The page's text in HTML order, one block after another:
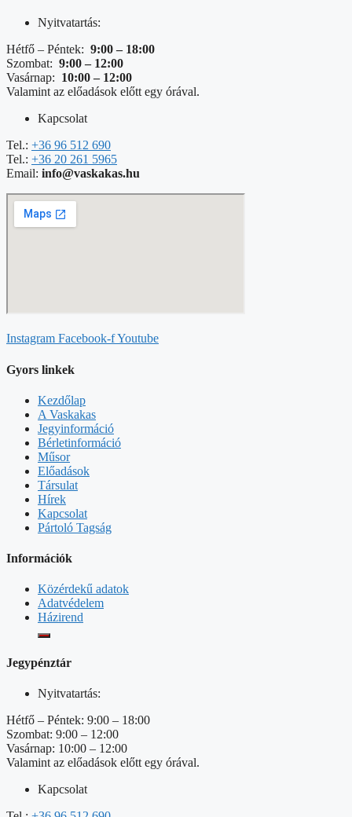
Nyitvatartás:
Hétfő – Péntek: 9:00 – 18:00
Szombat: 9:00 – 12:00
Vasárnap: 10:00 – 12:00
Valamint az előadások előtt egy órával.
Kapcsolat
Tel.: +36 96 512 690
Tel.: +36 20 261 5965
Email: info@vaskakas.hu
Instagram Facebook-fYoutube
Gyors linkek
Kezdőlap
A Vaskakas
Jegyinformáció
Bérletinformáció
Műsor
Előadások
Társulat
Hírek
Kapcsolat
Pártoló Tagság
Információk
Közérdekű adatok
Adatvédelem
Házirend
Jegypénztár
Nyitvatartás:
Hétfő – Péntek: 9:00 – 18:00
Szombat: 9:00 – 12:00
Vasárnap: 10:00 – 12:00
Valamint az előadások előtt egy órával.
Kapcsolat